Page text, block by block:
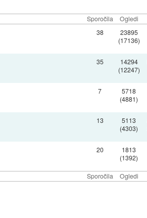
Sporočila Ogledi
Sporočila Ogledi
38
23895
(17136)
35
14294
(12247)
7
5718
(4881)
13
5113
(4303)
20
1813
(1392)